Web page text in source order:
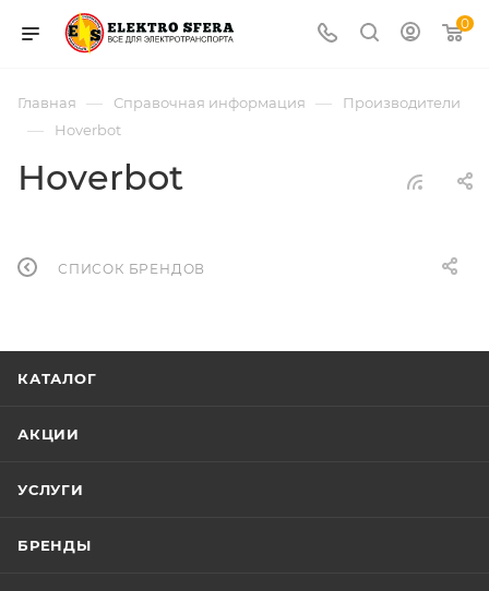
0
Главная — Справочная информация — Производители
— Hoverbot
Hoverbot
СПИСОК БРЕНДОВ
КАТАЛОГ
АКЦИИ
УСЛУГИ
БРЕНДЫ